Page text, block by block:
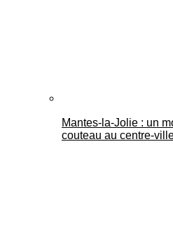
Mantes-la-Jolie : un
couteau au centre-